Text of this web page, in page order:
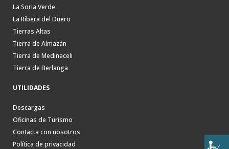
La Soria Verde
La Ribera del Duero
Tierras Altas
Tierra de Almazán
Tierra de Medinaceli
Tierra de Berlanga
UTILIDADES
Descargas
Oficinas de Turismo
Contacta con nosotros
Política de privacidad